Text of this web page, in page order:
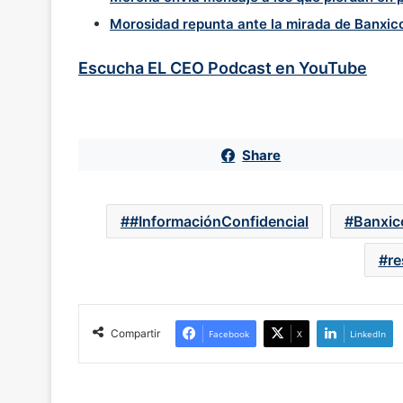
Morosidad repunta ante la mirada de
Escucha EL CEO Podcast en YouTube
Share
#InformaciónConfidencial
Compartir Facebook X LinkedIn